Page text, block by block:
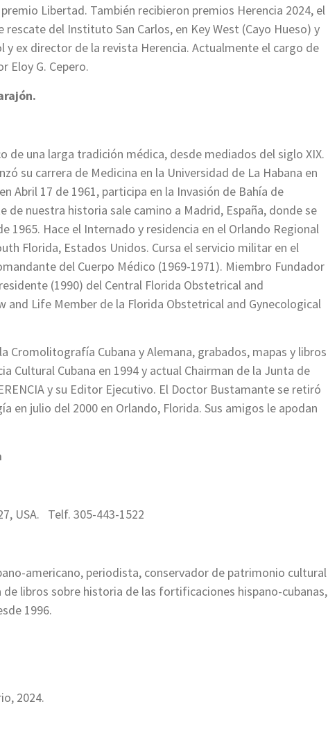
Libertad. También recibieron premios Herencia 2024, el
del Instituto San Carlos, en Key West (Cayo Hueso) y
y ex director de la revista Herencia. Actualmente el cargo de
Eloy G. Cepero.
de una larga tradición médica, desde mediados del siglo XIX.
su carrera de Medicina en la Universidad de La Habana en
Abril 17 de 1961, participa en la Invasión de Bahía de
de nuestra historia sale camino a Madrid, España, donde se
1965. Hace el Internado y residencia en el Orlando Regional
Florida, Estados Unidos. Cursa el servicio militar en el
del Cuerpo Médico (1969-1971). Miembro Fundador
(1990) del Central Florida Obstetrical and
and Life Member de la Florida Obstetrical and Gynecological
Cromolitografía Cubana y Alemana, grabados, mapas y libros
Cultural Cubana en 1994 y actual Chairman de la Junta de
y su Editor Ejecutivo. El Doctor Bustamante se retiró
en julio del 2000 en Orlando, Florida. Sus amigos le apodan
USA. Telf. 305-443-1522
americano, periodista, conservador de patrimonio cultural
libros sobre historia de las fortificaciones hispano-cubanas,
1996.
2024.